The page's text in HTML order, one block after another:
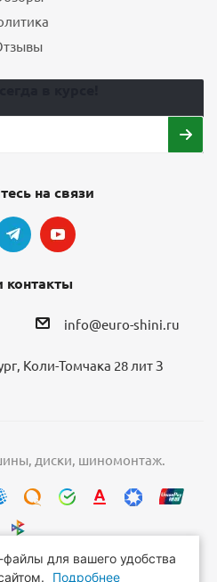
на связи
info@euro-shini.ru
Коли-Томчака 28 лит З
диски, шиномонтаж.
для вашего удобства
Подробнее